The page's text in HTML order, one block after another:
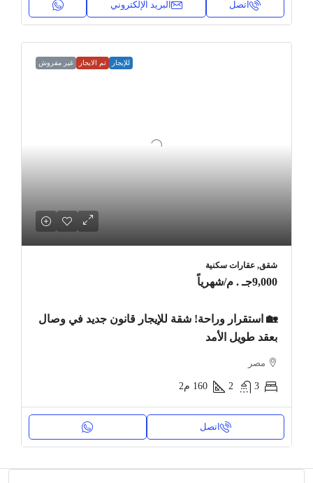
اتصل البريد الإلكتروني
للإيجار تم الايجار غير مفروش
شقق, عقارات سكنية
9,000جـ . م /شهرياً
🏡 استقرار وراحة! شقة للإيجار قانون جديد في وصال
بعقد طويل الأمد
مصر
3
2
160 م2
اتصل